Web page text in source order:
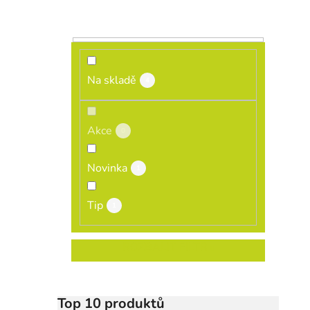
Na skladě
Akce
Novinka
Tip
Top 10 produktů